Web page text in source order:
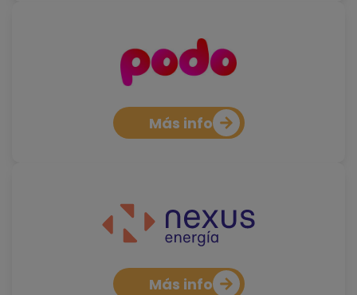
Más info
Más info